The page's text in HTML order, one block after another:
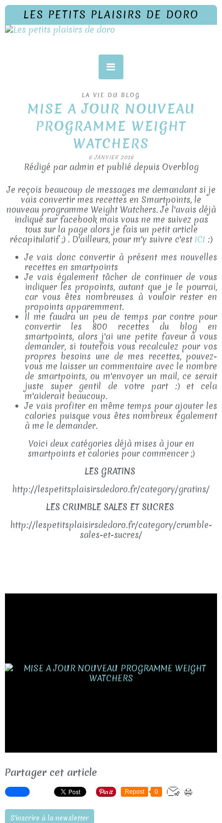
LES PETITS PLAISIRS DE DORO
LA VIE DU BLOG
MISE A JOUR NOUVEAU
PROGRAMME WEIGHT
WATCHERS
6 JANVIER 2016
Rédigé par admin et publié depuis Overblog
Je reçois beaucoup de messages me demandant si je
vais convertir mes recettes en Smartpoints, le
nouveau programme Weight Watchers. Je l'avais déjà
indiqué sur facebook mais vous ne me suivez pas
tous sur la page alors je fais un petit article
récapitulatif ;) . D'ailleurs, pour m'y suivre c'est ICI :)
Je vais donc convertir à présent mes nouvelles
recettes en smartpoints
Je vais également tâcher de continuer de vous
indiquer les propoints, autant que je le pourrai,
car vous êtes nombreuses à vouloir rester en
propoints apparemment.
Il me faudra un peu de temps par contre pour
convertir les 800 recettes du blog en
smartpoints, alors j'ai une petite faveur à vous
demander, si toutefois vous recalculez pour vos
propres besoins une de mes recettes, pouvez-
vous me laisser un commentaire avec le nombre
de smartpoints, ou m'envoyer un mail, ce serait
juste super gentil de votre part :) et cela
m'aiderait beaucoup.
Je vais profiter en même temps pour ajouter les
calories puisque vous êtes nombreux également
à me le demander.
Voici deux catégories déjà mises à jour en
smartpoints et calories pour commencer ;)
LES GRATINS
http://lespetitsplaisirsdedoro.fr/category/gratins/
LES CRUMBLE SALES ET SUCRES
http://lespetitsplaisirsdedoro.fr/category/crumble-
sales-et-sucres/
Partager cet article
Repost 0
S'inscrire à la newsletter